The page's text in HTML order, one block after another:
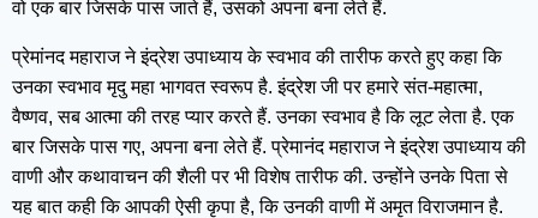
वो एक बार जिसके पास जाते हैं, उसको अपना बना लेते हैं.
प्रेमांनद महाराज ने इंद्रेश उपाध्याय के स्वभाव की तारीफ करते हुए कहा कि
उनका स्वभाव मृदु महा भागवत स्वरूप है. इंद्रेश जी पर हमारे संत-महात्मा,
वैष्णव, सब आत्मा की तरह प्यार करते हैं. उनका स्वभाव है कि लूट लेता है. एक
बार जिसके पास गए, अपना बना लेते हैं. प्रेमानंद महाराज ने इंद्रेश उपाध्याय की
वाणी और कथावाचन की शैली पर भी विशेष तारीफ की. उन्होंने उनके पिता से
यह बात कही कि आपकी ऐसी कृपा है, कि उनकी वाणी में अमृत विराजमान है.